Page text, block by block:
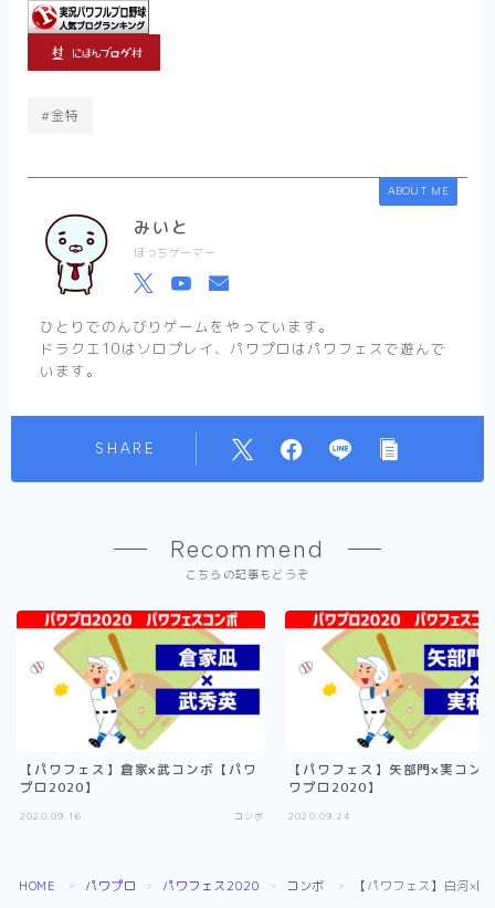
#金特
ABOUT ME
みいと
ぼっちゲーマー
ひとりでのんびりゲームをやっています。
ドラクエ10はソロプレイ、パワプロはパワフェスで遊んで
います。
SHARE
Recommend
こちらの記事もどうぞ
【パワフェス】倉家×武コンボ【パワ
プロ2020】
2020.09.16 コンボ
【パワフェス】矢部門×実コン
ワプロ2020】
2020.09.24
HOME ＞ パワプロ ＞ パワフェス2020 ＞ コンボ ＞ 【パワフェス】白河×